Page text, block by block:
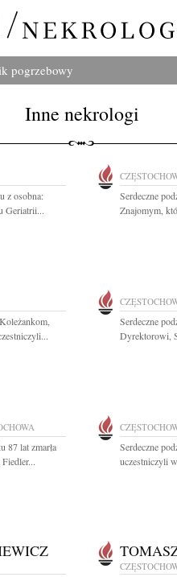
pogrzebowy
Inne nekrologi
z osobna:
Geriatrii...
Serdeczne
Znajomym,
Serdeczne
Dyrektorowi,
87 lat zmarła
Serdeczne
uczestniczyli